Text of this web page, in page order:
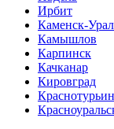
Ирбит
Каменск-
Камышлов
Карпинск
Качканар
Кировград